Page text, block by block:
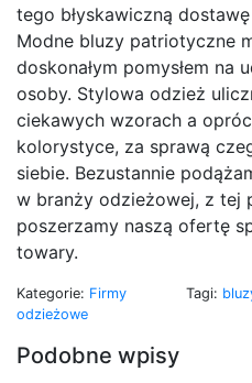
tego błyskawiczną
Modne bluzy patriotyczne
doskonałym pomysłem na
osoby. Stylowa odzież
ciekawych wzorach a
kolorystyce, za sprawą
siebie. Bezustannie
w branży odzieżowej, z tej
poszerzamy naszą ofertę
towary.
Kategorie: Firmy
odzieżowe
Tagi:
Podobne wpisy